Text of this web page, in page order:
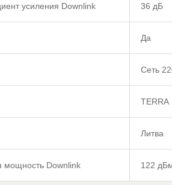
усиления Downlink 36 дБ
Да
Сеть
TERRA
Литва
мощность Downlink 122